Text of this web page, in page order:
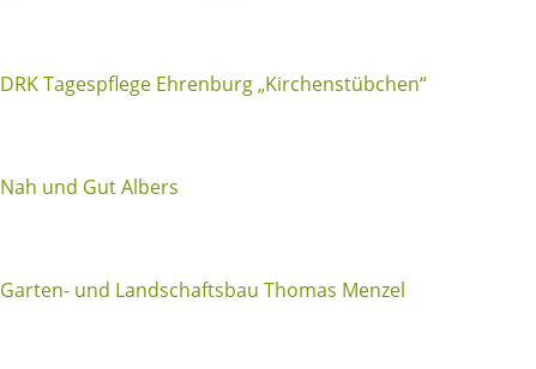
DRK Tagespflege Ehrenburg „Kirchenstübchen“
Nah und Gut Albers
Garten- und Landschaftsbau Thomas Menzel